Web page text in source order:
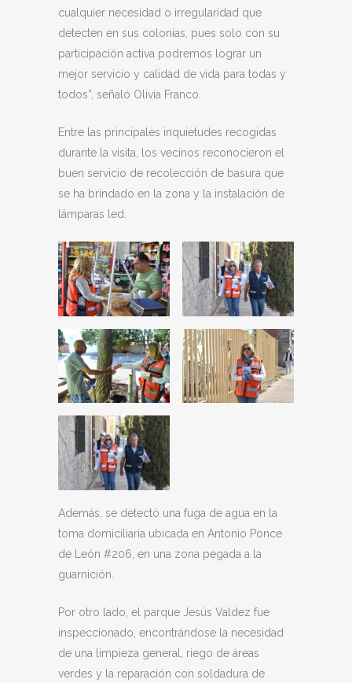
cualquier necesidad o irregularidad que
detecten en sus colonias, pues solo con su
participación activa podremos lograr un
mejor servicio y calidad de vida para todas y
todos”, señaló Olivia Franco.
Entre las principales inquietudes recogidas
durante la visita, los vecinos reconocieron el
buen servicio de recolección de basura que
se ha brindado en la zona y la instalación de
lámparas led.
Además, se detectó una fuga de agua en la
toma domiciliaria ubicada en Antonio Ponce
de León #206, en una zona pegada a la
guarnición.
Por otro lado, el parque Jesús Valdez fue
inspeccionado, encontrándose la necesidad
de una limpieza general, riego de áreas
verdes y la reparación con soldadura de